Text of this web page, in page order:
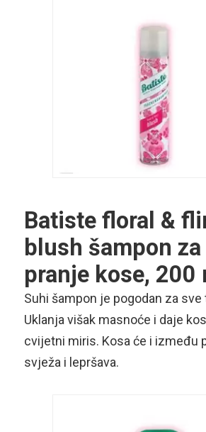
Batiste floral &
blush šampon
pranje kose, 200
Suhi šampon je pogodan za sve
Uklanja višak masnoće i daje
cvijetni miris. Kosa će i između
svježa i lepršava.